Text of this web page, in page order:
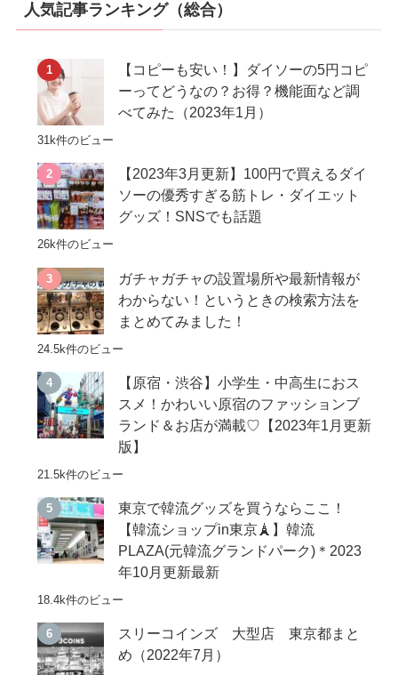
人気記事ランキング（総合）
【コピーも安い！】ダイソーの5円コピ
ーってどうなの？お得？機能面など調
べてみた（2023年1月）
31k件のビュー
【2023年3月更新】100円で買えるダイ
ソーの優秀すぎる筋トレ・ダイエット
グッズ！SNSでも話題
26k件のビュー
ガチャガチャの設置場所や最新情報が
わからない！というときの検索方法を
まとめてみました！
24.5k件のビュー
【原宿・渋谷】小学生・中高生におス
スメ！かわいい原宿のファッションブ
ランド＆お店が満載♡【2023年1月更新
版】
21.5k件のビュー
東京で韓流グッズを買うならここ！
【韓流ショップin東京🗼】韓流
PLAZA(元韓流グランドパーク)＊2023
年10月更新最新
18.4k件のビュー
スリーコインズ 大型店 東京都まと
め（2022年7月）